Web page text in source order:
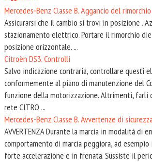
Mercedes-Benz Classe B. Aggancio del rimorchio
Assicurarsi che il cambio si trovi in posizione .
stazionamento elettrico. Portare il rimorchio
posizione orizzontale. ...
Citroën DS3. Controlli
Salvo indicazione contraria, controllare questi
conformemente al piano di manutenzione del
funzione della motorizzazione. Altrimenti, farli
rete CITRO ...
Mercedes-Benz Classe B. Avvertenze di
AVVERTENZA Durante la marcia in modalità di
comportamento di marcia peggiora, ad esempio
forte accelerazione e in frenata. Sussiste il